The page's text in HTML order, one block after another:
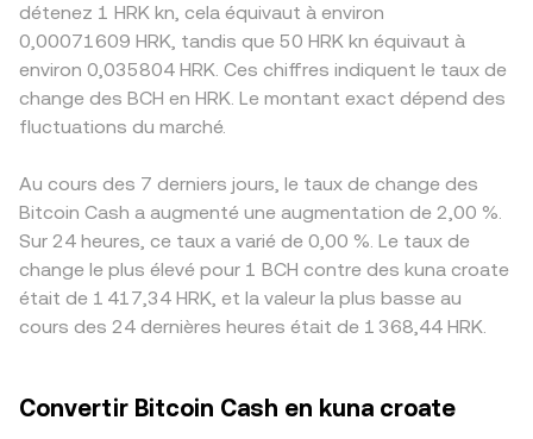
détenez 1 HRK kn, cela équivaut à environ
0,00071609 HRK, tandis que 50 HRK kn équivaut à
environ 0,035804 HRK. Ces chiffres indiquent le taux de
change des BCH en HRK. Le montant exact dépend des
fluctuations du marché.
Au cours des 7 derniers jours, le taux de change des
Bitcoin Cash a augmenté une augmentation de 2,00 %.
Sur 24 heures, ce taux a varié de 0,00 %. Le taux de
change le plus élevé pour 1 BCH contre des kuna croate
était de 1 417,34 HRK, et la valeur la plus basse au
cours des 24 dernières heures était de 1 368,44 HRK.
Convertir Bitcoin Cash en kuna croate